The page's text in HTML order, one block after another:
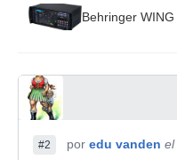
Behringer
#2 por edu vanden el